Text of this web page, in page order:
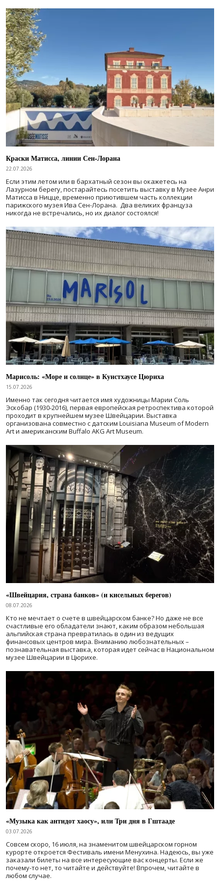
Краски Матисса, линии Сен-Лорана
22.07.2026
Если этим летом или в бархатный сезон вы окажетесь на
Лазурном берегу, постарайтесь посетить выставку в Музее Анри
Матисса в Ницце, временно приютившем часть коллекции
парижского музея Ива Сен-Лорана. Два великих француза
никогда не встречались, но их диалог состоялся!
Марисоль: «Море и солнце» в Кунстхаусе Цюриха
15.07.2026
Именно так сегодня читается имя художницы Марии Соль
Эскобар (1930-2016), первая европейская ретроспектива которой
проходит в крупнейшем музее Швейцарии. Выставка
организована совместно с датским Louisiana Museum of Modern
Art и американским Buffalo AKG Art Museum.
«Швейцария, страна банков» (и кисельных берегов)
08.07.2026
Кто не мечтает о счете в швейцарском банке? Но даже не все
счастливые его обладатели знают, каким образом небольшая
альпийская страна превратилась в один из ведущих
финансовых центров мира. Вниманию любознательных –
познавательная выставка, которая идет сейчас в Национальном
музее Швейцарии в Цюрихе.
«Музыка как антидот хаосу», или Три дня в Гштааде
03.07.2026
Совсем скоро, 16 июля, на знаменитом швейцарском горном
курорте откроется Фестиваль имени Менухина. Надеюсь, вы уже
заказали билеты на все интересующие вас концерты. Если же
почему-то нет, то читайте и действуйте! Впрочем, читайте в
любом случае.